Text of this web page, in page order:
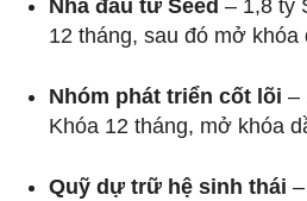
Nhà đầu tư Seed – 1,8 tỷ
12 tháng, sau đó mở khóa
Nhóm phát triển cốt lõi –
Khóa 12 tháng, mở khóa
Quỹ dự trữ hệ sinh thái